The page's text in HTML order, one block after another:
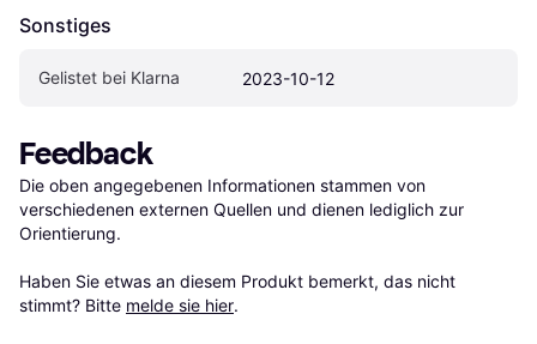
Sonstiges
Gelistet bei Klarna 2023-10-12
Feedback
Die oben angegebenen Informationen stammen von
verschiedenen externen Quellen und dienen lediglich zur
Orientierung.
Haben Sie etwas an diesem Produkt bemerkt, das nicht
stimmt? Bitte melde sie hier.